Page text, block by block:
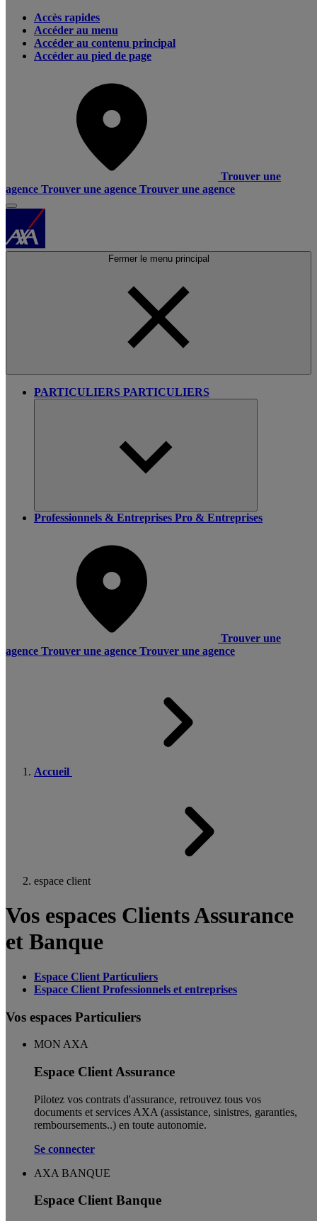
Accès rapides
Accéder au menu
Accéder au contenu principal
Accéder au pied de page
Trouver une
agence Trouver une agence Trouver une agence
Fermer le menu principal
PARTICULIERS PARTICULIERS
Professionnels & Entreprises Pro & Entreprises
Trouver une
agence Trouver une agence Trouver une agence
Accueil
espace client
Vos espaces Clients Assurance
et Banque
Espace Client Particuliers
Espace Client Professionnels et entreprises
Vos espaces Particuliers
MON AXA
Espace Client Assurance
Pilotez vos contrats d'assurance, retrouvez tous vos
documents et services AXA (assistance, sinistres, garanties,
remboursements..) en toute autonomie. ​
Se connecter
AXA BANQUE
Espace Client Banque